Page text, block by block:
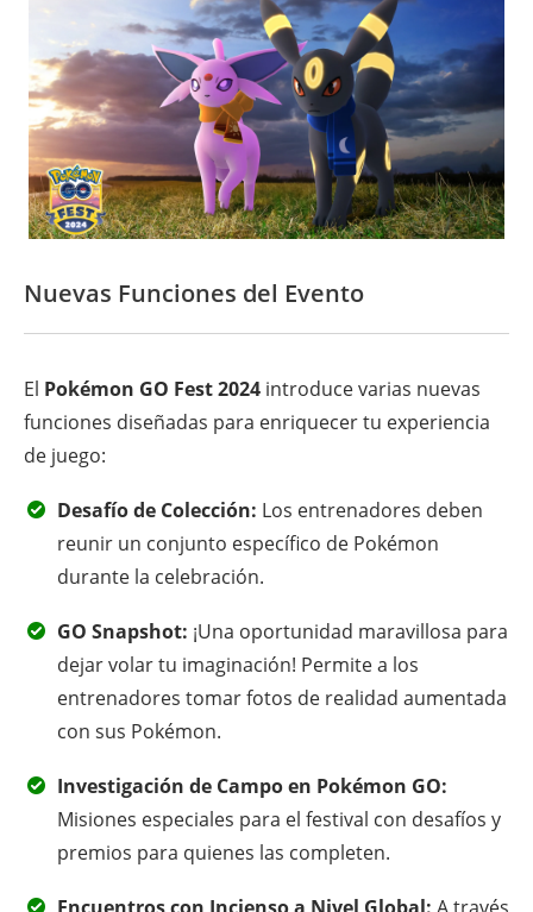
Nuevas Funciones del Evento
El Pokémon GO Fest 2024 introduce varias nuevas
funciones diseñadas para enriquecer tu experiencia
de juego:
Desafío de Colección: Los entrenadores deben
reunir un conjunto específico de Pokémon
durante la celebración.
GO Snapshot: ¡Una oportunidad maravillosa para
dejar volar tu imaginación! Permite a los
entrenadores tomar fotos de realidad aumentada
con sus Pokémon.
Investigación de Campo en Pokémon GO:
Misiones especiales para el festival con desafíos y
premios para quienes las completen.